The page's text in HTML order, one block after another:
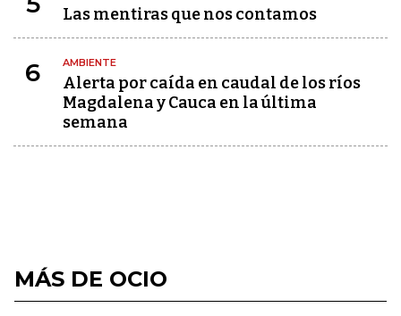
Las mentiras que nos contamos
6 AMBIENTE
Alerta por caída en caudal de los ríos
Magdalena y Cauca en la última
semana
MÁS DE OCIO